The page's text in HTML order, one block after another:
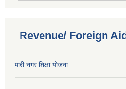
Revenue/ Foreign Aid
मादी नगर शिक्षा योजना